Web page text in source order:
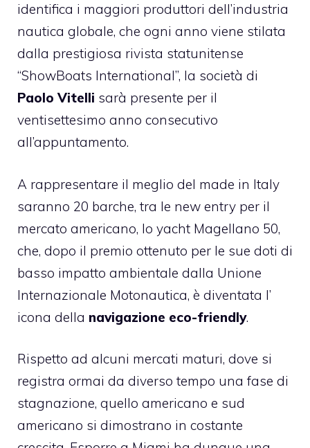
identifica i maggiori produttori dell’industria
nautica globale, che ogni anno viene stilata
dalla prestigiosa rivista statunitense
“ShowBoats International”, la società di
Paolo Vitelli sarà presente per il
ventisettesimo anno consecutivo
all’appuntamento.
A rappresentare il meglio del made in Italy
saranno 20 barche, tra le new entry per il
mercato americano, lo yacht Magellano 50,
che, dopo il premio ottenuto per le sue doti di
basso impatto ambientale dalla Unione
Internazionale Motonautica, è diventata l’
icona della navigazione eco-friendly.
Rispetto ad alcuni mercati maturi, dove si
registra ormai da diverso tempo una fase di
stagnazione, quello americano e sud
americano si dimostrano in costante